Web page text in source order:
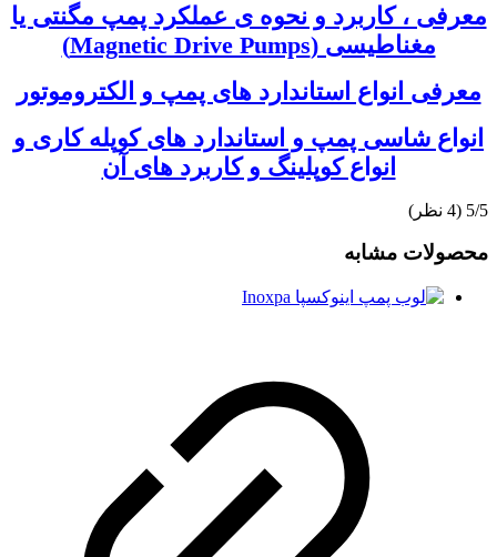
معرفی ، کاربرد و نحوه ی عملکرد پمپ مگنتی یا
مغناطیسی (Magnetic Drive Pumps)
معرفی انواع استاندارد های پمپ و الکتروموتور
انواع شاسی پمپ و استاندارد های کوپله کاری و
انواع کوپلینگ و کاربرد های آن
‫5/5
محصولات مشابه